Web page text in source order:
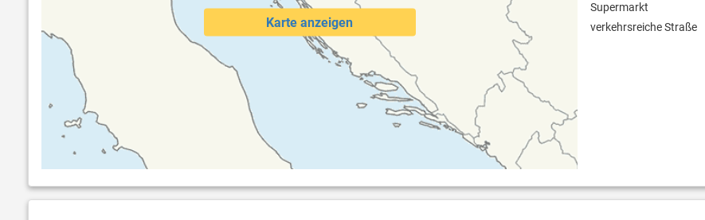
Karte anzeigen
Supermarkt
verkehrsreiche Straße